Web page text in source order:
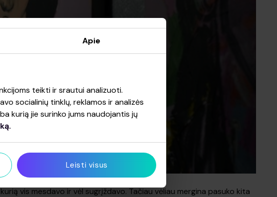
vis mesdavo ir vėl sugrįždavo. Tačiau vėliau mergina pasuko kita
Apie
teikti ir srautui analizuoti.
socialinių tinklų, reklamos ir analizės
kurią jie surinko jums naudojantis jų
Leisti visus